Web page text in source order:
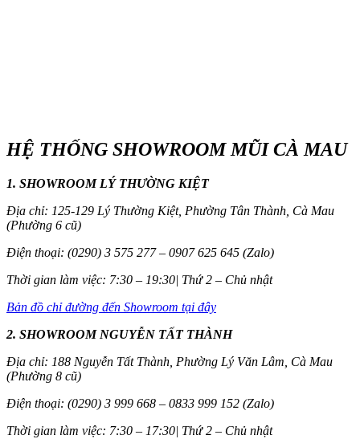
HỆ THỐNG SHOWROOM MŨI CÀ MAU
1. SHOWROOM LÝ THƯỜNG KIỆT
Địa chỉ: 125-129 Lý Thường Kiệt, Phường Tân Thành, Cà Mau
(Phường 6 cũ)
Điện thoại: (0290) 3 575 277 – 0907 625 645 (Zalo)
Thời gian làm việc: 7:30 – 19:30| Thứ 2 – Chủ nhật
Bản đồ chỉ đường đến Showroom tại đây
2. SHOWROOM NGUYỄN TẤT THÀNH
Địa chỉ: 188 Nguyễn Tất Thành, Phường Lý Văn Lâm, Cà Mau
(Phường 8 cũ)
Điện thoại: (0290) 3 999 668 – 0833 999 152 (Zalo)
Thời gian làm việc: 7:30 – 17:30| Thứ 2 – Chủ nhật